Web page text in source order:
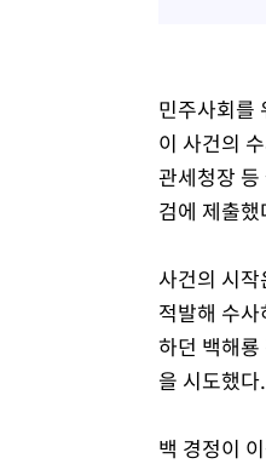
민주사회를
이 사건의
관세청장
검에 제출했
사건의 시
적발해 수
하던 백해
을 시도했다.
백 경정이